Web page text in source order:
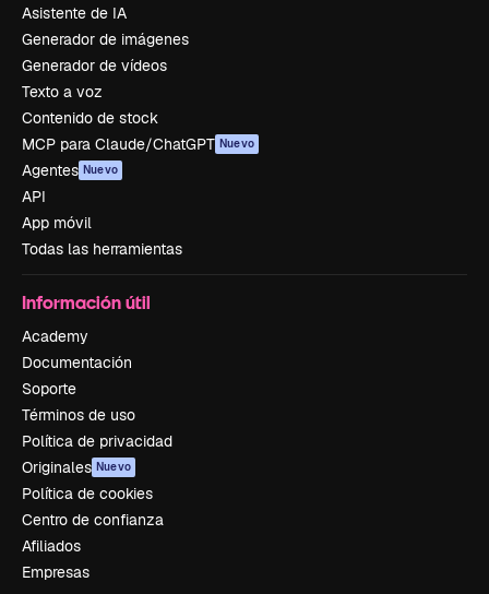
Asistente de IA
Generador de imágenes
Generador de vídeos
Texto a voz
Contenido de stock
MCP para Claude/ChatGPT Nuevo
Agentes Nuevo
API
App móvil
Todas las herramientas
Información útil
Academy
Documentación
Soporte
Términos de uso
Política de privacidad
Originales Nuevo
Política de cookies
Centro de confianza
Afiliados
Empresas